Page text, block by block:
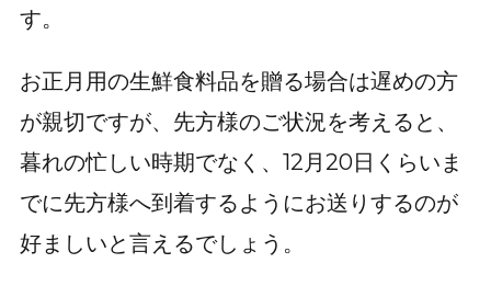
す。
お正月用の生鮮食料品を贈る場合は遅めの方
が親切ですが、先方様のご状況を考えると、
暮れの忙しい時期でなく、12月20日くらいま
でに先方様へ到着するようにお送りするのが
好ましいと言えるでしょう。